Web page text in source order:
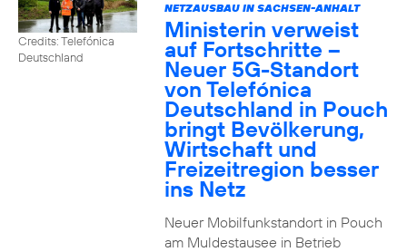
Credits: Telefónica
Deutschland
NETZAUSBAU IN SACHSEN-ANHALT
Ministerin verweist
auf Fortschritte –
Neuer 5G-Standort
von Telefónica
Deutschland in Pouch
bringt Bevölkerung,
Wirtschaft und
Freizeitregion besser
ins Netz
Neuer Mobilfunkstandort in Pouch
am Muldestausee in Betrieb